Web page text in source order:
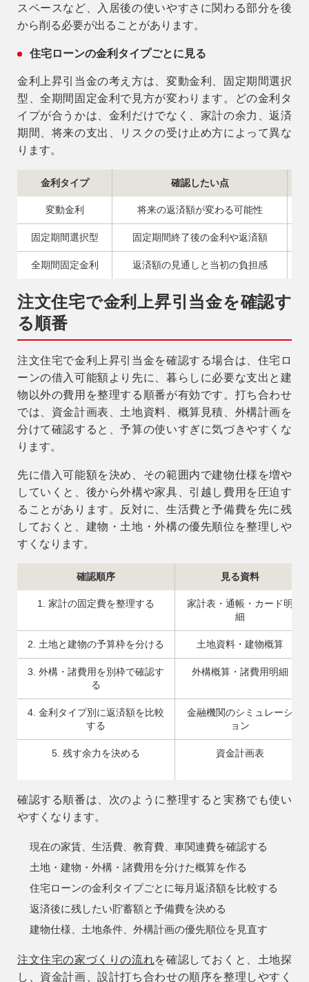
スペースなど、入居後の使いやすさに関わる部分を後
から削る必要が出ることがあります。
住宅ローンの金利タイプごとに見る
金利上昇引当金の考え方は、変動金利、固定期間選択
型、全期間固定金利で見方が変わります。どの金利タ
イプが合うかは、金利だけでなく、家計の余力、返済
期間、将来の支出、リスクの受け止め方によって異な
ります。
金利タイプ 確認したい点
変動金利 将来の返済額が変わる可能性
固定期間選択型 固定期間終了後の金利や返済額
全期間固定金利 返済額の見通しと当初の負担感
注文住宅で金利上昇引当金を確認す
る順番
注文住宅で金利上昇引当金を確認する場合は、住宅ロ
ーンの借入可能額より先に、暮らしに必要な支出と建
物以外の費用を整理する順番が有効です。打ち合わせ
では、資金計画表、土地資料、概算見積、外構計画を
分けて確認すると、予算の使いすぎに気づきやすくな
ります。
先に借入可能額を決め、その範囲内で建物仕様を増や
していくと、後から外構や家具、引越し費用を圧迫す
ることがあります。反対に、生活費と予備費を先に残
しておくと、建物・土地・外構の優先順位を整理しや
すくなります。
確認順序 見る資料
1. 家計の固定費を整理する
家計表・通帳・カード明
細
2. 土地と建物の予算枠を分ける 土地資料・建物概算
3. 外構・諸費用を別枠で確認す
る
外構概算・諸費用明細
4. 金利タイプ別に返済額を比較
する
金融機関のシミュレーシ
ョン
5. 残す余力を決める 資金計画表
確認する順番は、次のように整理すると実務でも使い
やすくなります。
現在の家賃、生活費、教育費、車関連費を確認する
土地・建物・外構・諸費用を分けた概算を作る
住宅ローンの金利タイプごとに毎月返済額を比較する
返済後に残したい貯蓄額と予備費を決める
建物仕様、土地条件、外構計画の優先順位を見直す
注文住宅の家づくりの流れを確認しておくと、土地探
し、資金計画、設計打ち合わせの順序を整理しやすく